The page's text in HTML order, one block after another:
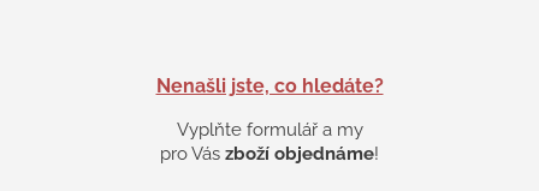
p
v
k
Nenašli jste, co hledáte?
Vyplňte formulář a my
pro Vás zboží objednáme!